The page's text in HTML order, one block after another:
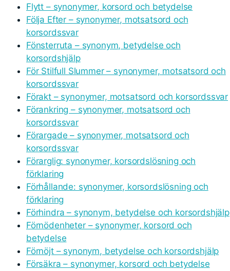
Flytt – synonymer, korsord och betydelse
Följa Efter – synonymer, motsatsord och
korsordssvar
Fönsterruta – synonym, betydelse och
korsordshjälp
För Stilfull Slummer – synonymer, motsatsord och
korsordssvar
Förakt – synonymer, motsatsord och korsordssvar
Förankring – synonymer, motsatsord och
korsordssvar
Förargade – synonymer, motsatsord och
korsordssvar
Förarglig: synonymer, korsordslösning och
förklaring
Förhållande: synonymer, korsordslösning och
förklaring
Förhindra – synonym, betydelse och korsordshjälp
Förnödenheter – synonymer, korsord och
betydelse
Förnöjt – synonym, betydelse och korsordshjälp
Försäkra – synonymer, korsord och betydelse